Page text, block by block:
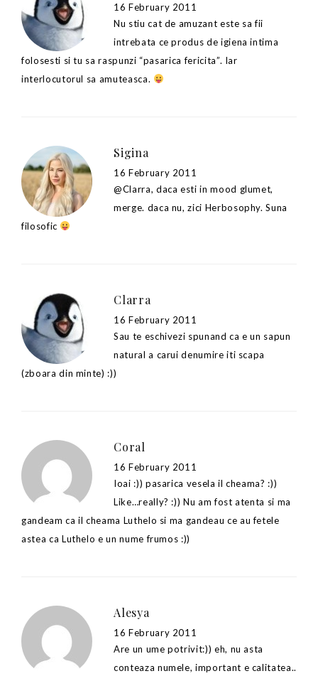
16 February 2011
Nu stiu cat de amuzant este sa fii
intrebata ce produs de igiena intima
folosesti si tu sa raspunzi “pasarica fericita”. Iar
interlocutorul sa amuteasca.
Sigina
16 February 2011
@Clarra, daca esti in mood glumet,
merge. daca nu, zici Herbosophy. Suna
filosofic
Clarra
16 February 2011
Sau te eschivezi spunand ca e un sapun
natural a carui denumire iti scapa
(zboara din minte) :))
Coral
16 February 2011
Ioai :)) pasarica vesela il cheama? :))
Like…really? :)) Nu am fost atenta si ma
gandeam ca il cheama Luthelo si ma gandeau ce au fetele
astea ca Luthelo e un nume frumos :))
Alesya
16 February 2011
Are un ume potrivit:)) eh, nu asta
conteaza numele, important e calitatea..